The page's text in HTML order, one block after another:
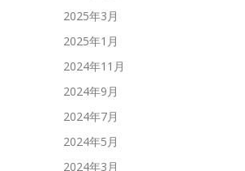
2025年3月
2025年1月
2024年11月
2024年9月
2024年7月
2024年5月
2024年3月